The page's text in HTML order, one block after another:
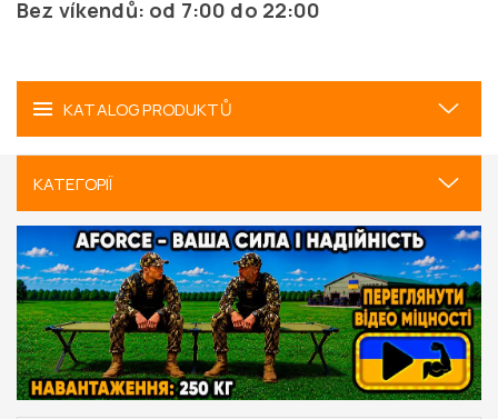
Bez víkendů: od 7:00 do 22:00
KATALOG PRODUKTŮ
КАТЕГОРІЇ